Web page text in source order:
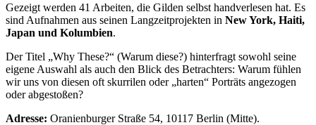
Gezeigt werden 41 Arbeiten, die Gilden selbst handverlesen hat. Es
sind Aufnahmen aus seinen Langzeitprojekten in New York, Haiti,
Japan und Kolumbien.
Der Titel „Why These?“ (Warum diese?) hinterfragt sowohl seine
eigene Auswahl als auch den Blick des Betrachters: Warum fühlen
wir uns von diesen oft skurrilen oder „harten“ Porträts angezogen
oder abgestoßen?
Adresse: Oranienburger Straße 54, 10117 Berlin (Mitte).